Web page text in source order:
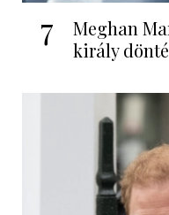
7
Meghan
király